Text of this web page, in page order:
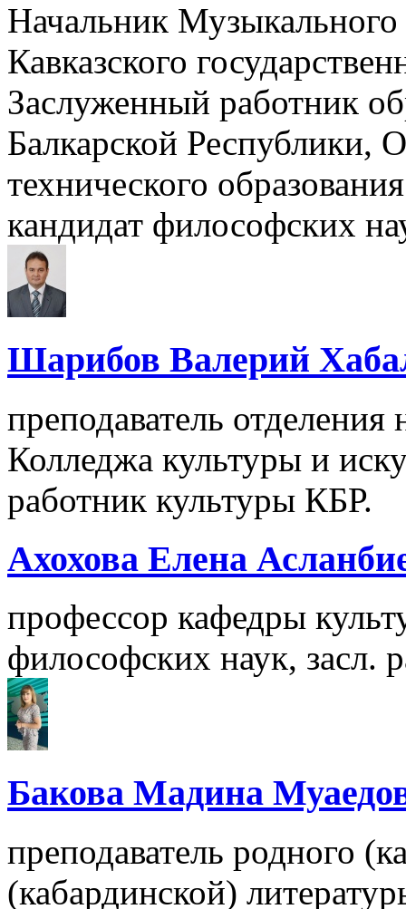
Начальник Музыкального
Кавказского
Заслуженный работник
Балкарской Республики,
технического
кандидат философских
Шарибов Валерий
преподаватель
Колледжа культуры и
работник культуры КБР.
Ахохова Елена
профессор кафедры
философских наук, засл.
Бакова Мадина
преподаватель родного
(кабардинской)